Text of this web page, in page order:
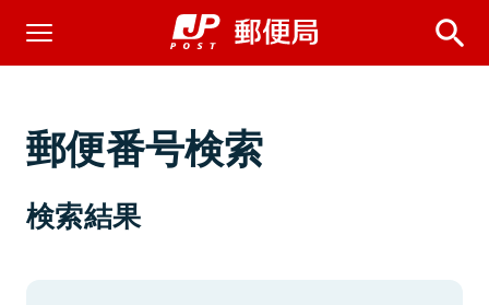
郵便番号検索
検索結果